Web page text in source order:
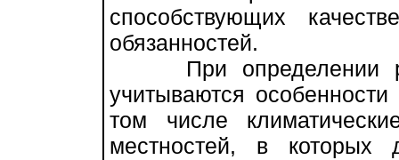
способствующих
обязанностей.
При определении
учитываются
том числе
местностей, в которых